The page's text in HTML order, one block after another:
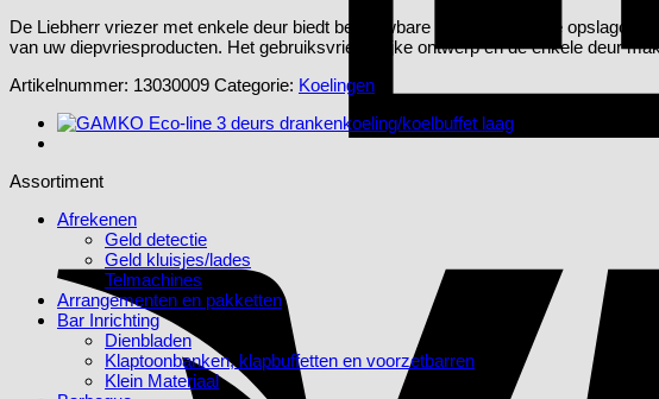
De Liebherr vriezer met enkele deur biedt betrouwbare koeling en ruime
van uw diepvriesproducten. Het gebruiksvriendelijke ontwerp en de enkele deur
Artikelnummer: 13030009 Categorie: Koelingen
Assortiment
Afrekenen
Geld detectie
Geld kluisjes/lades
Telmachines
Arrangementen en pakketten
Bar Inrichting
Dienbladen
Klaptoonbanken, klapbuffetten en voorzetbarren
Klein Materiaal